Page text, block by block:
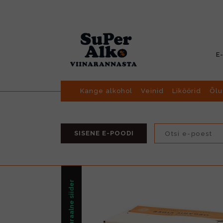
Kange alkohol Veinid Liköörid Õlu
SISENE E-POODI
Naturaalne siider